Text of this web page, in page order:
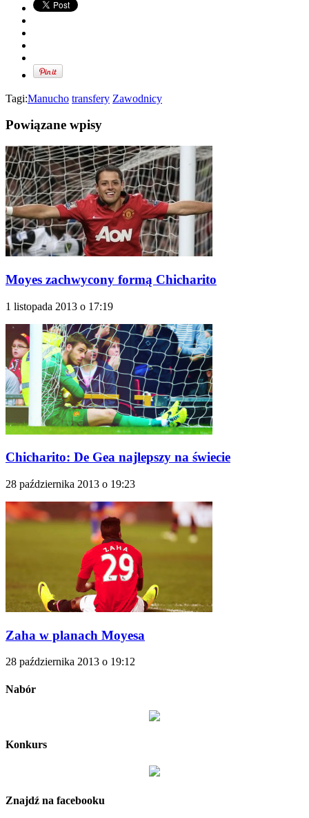
Tagi:Manucho transfery Zawodnicy
Powiązane wpisy
Moyes zachwycony formą Chicharito
1 listopada 2013 o 17:19
Chicharito: De Gea najlepszy na świecie
28 października 2013 o 19:23
Zaha w planach Moyesa
28 października 2013 o 19:12
Nabór
Konkurs
Znajdź na facebooku